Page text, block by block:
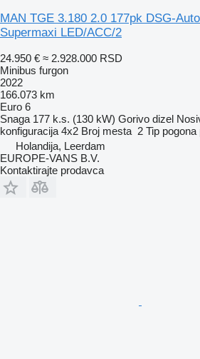
MAN TGE 3.180 2.0 177pk DSG-
Supermaxi LED/ACC/2
24.950 € ≈ 2.928.000 RSD
Minibus furgon
2022
166.073 km
Euro 6
Snaga 177 k.s. (130 kW) Gorivo dizel
konfiguracija 4x2 Broj mesta 2 Tip pogona
Holandija, Leerdam
EUROPE-VANS B.V.
Kontaktirajte prodavca